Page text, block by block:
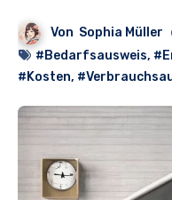
Von Sophia Müller
#Bedarfsausweis,
#Kosten,